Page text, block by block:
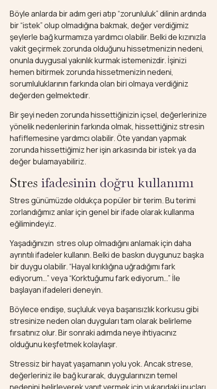
Böyle anlarda bir adım geri atıp “zorunluluk” dilinin ardında
bir “istek” olup olmadığına bakmak, değer verdiğimiz
şeylerle bağ kurmamıza yardımcı olabilir. Belki de kızınızla
vakit geçirmek zorunda olduğunu hissetmenizin nedeni,
onunla duygusal yakınlık kurmak istemenizdir. İşinizi
hemen bitirmek zorunda hissetmenizin nedeni,
sorumluluklarının farkında olan biri olmaya verdiğiniz
değerden gelmektedir.
Bir şeyi neden zorunda hissettiğinizin içsel, değerlerinize
yönelik nedenlerinin farkında olmak, hissettiğiniz stresin
hafiflemesine yardımcı olabilir. Öte yandan yapmak
zorunda hissettiğimiz her işin arkasında bir istek ya da
değer bulamayabiliriz.
Stres ifadesinin doğru kullanımı
Stres günümüzde oldukça popüler bir terim. Bu terimi
zorlandığımız anlar için genel bir ifade olarak kullanma
eğilimindeyiz.
Yaşadığınızın stres olup olmadığını anlamak için daha
ayrıntılı ifadeler kullanın. Belki de baskın duygunuz başka
bir duygu olabilir. “Hayal kırıklığına uğradığımı fark
ediyorum…” veya “Korktuğumu fark ediyorum…” İle
başlayan ifadeleri deneyin.
Böylece endişe, suçluluk veya başarısızlık korkusu gibi
stresinize neden olan duyguları tam olarak belirleme
fırsatınız olur. Bir sonraki adımda neye ihtiyacınız
olduğunu keşfetmek kolaylaşır.
Stressiz bir hayat yaşamanın yolu yok. Ancak strese,
değerleriniz ile bağ kurarak, duygularınızın temel